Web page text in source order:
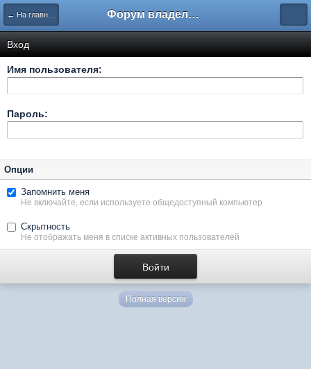
← На главную Форум владельцев интернет-магазинов
Вход
Имя пользователя:
Пароль:
Опции
Запомнить меня
Не включайте, если используете общедоступный компьютер
Скрытность
Не отображать меня в списке активных пользователей
Полная версия